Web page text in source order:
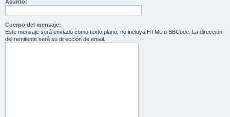
Asunto:
Cuerpo del mensaje:
Este mensaje será enviado como texto plano, no incluya HTML o BBCode. La dirección
del remitente será su dirección de email.